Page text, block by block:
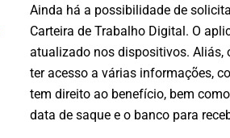
Ainda há a possibilidade de
Carteira de Trabalho Digital. O
atualizado nos dispositivos. Aliás,
ter acesso a várias informações,
tem direito ao benefício, bem
data de saque e o banco para